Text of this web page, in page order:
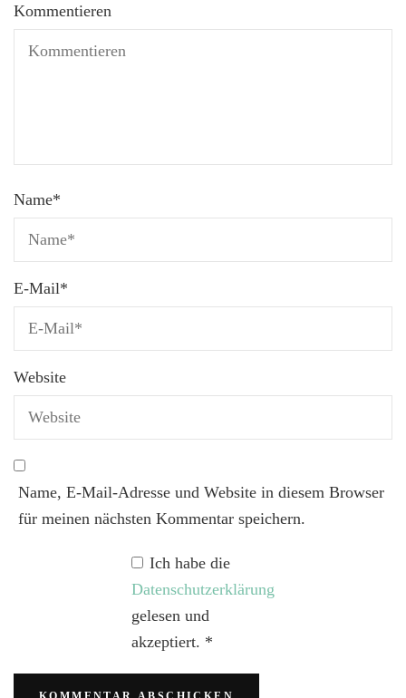
Kommentieren
Name*
E-Mail*
Website
Name, E-Mail-Adresse und Website in diesem Browser
für meinen nächsten Kommentar speichern.
Ich habe die
Datenschutzerklärung
gelesen und
akzeptiert. *